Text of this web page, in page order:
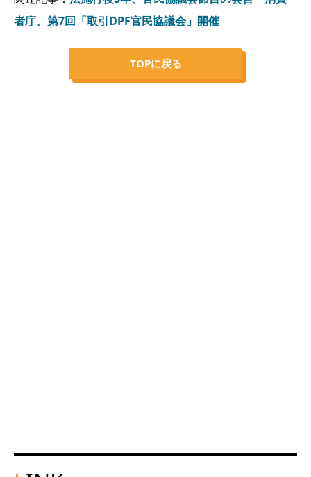
者庁、第7回「取引DPF官民協議会」開催
TOPに戻る